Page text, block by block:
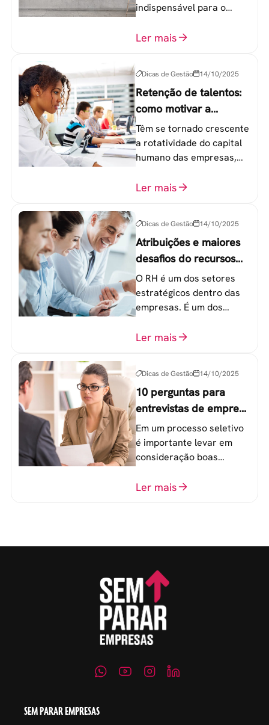
indispensável para o
equipe de trabalho. 6
Ler mais
Dicas de Gestão 14/10/2025
Retenção de talentos:
como motivar a
geração Y nas
empresas?
Têm se tornado crescente
a rotatividade do capital
humano das empresas,
colaboradores na faixa de
Ler mais
Dicas de Gestão 14/10/2025
Atribuições e maiores
desafios do recursos
humanos em uma
empresa
O RH é um dos setores
estratégicos dentro das
empresas. É um dos
o atingimento das metas
Ler mais
Dicas de Gestão 14/10/2025
10 perguntas para
entrevistas de emprego
que recrutadores não
devem fazer
Em um processo seletivo
é importante levar em
consideração boas
o perfil do profissional e
Ler mais
SEM PARAR EMPRESAS